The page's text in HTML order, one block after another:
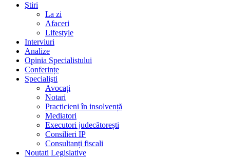
Ştiri
La zi
Afaceri
Lifestyle
Interviuri
Analize
Opinia Specialistului
Conferințe
Specialişti
Avocați
Notari
Practicieni în insolvență
Mediatori
Executori judecătorești
Consilieri IP
Consultanți fiscali
Noutati Legislative